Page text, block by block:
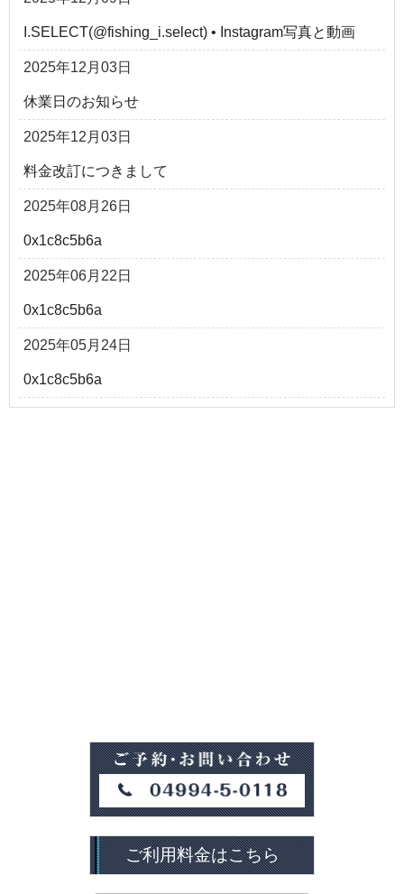
I.SELECT(@fishing_i.select) • Instagram写真と動画
2025年12月03日
休業日のお知らせ
2025年12月03日
料金改訂につきまして
2025年08月26日
0x1c8c5b6a
2025年06月22日
0x1c8c5b6a
2025年05月24日
0x1c8c5b6a
ご利用料金はこちら